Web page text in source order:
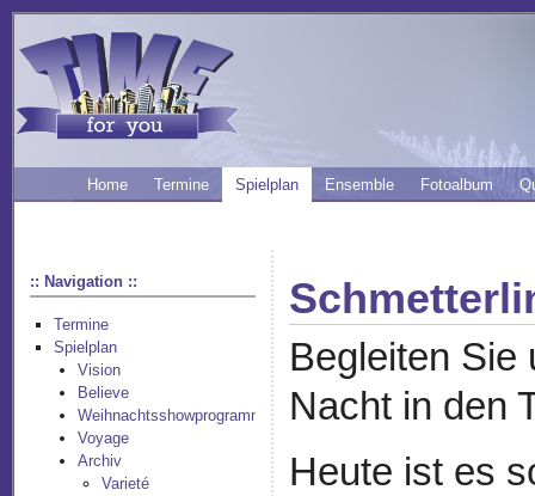
Home Termine Spielplan Ensemble Fotoalbum
:: Navigation ::
Termine
Spielplan
Vision
Believe
Weihnachtsshowprogramm
Voyage
Archiv
Varieté
Begleiten Sie
Nacht in den
Heute ist es